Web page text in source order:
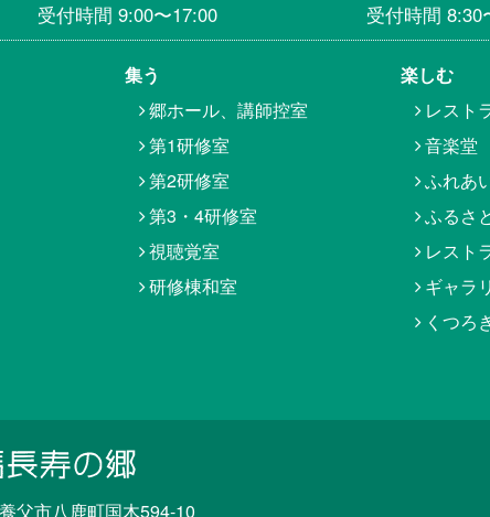
受付時間 9:00〜17:00 受付時間 8:30
集う
郷ホール、講師控室
第1研修室
第2研修室
第3・4研修室
視聴覚室
研修棟和室
楽しむ
レスト
音楽堂
ふれあ
ふるさ
レスト
ギャラ
くつろ
父市八鹿町国木594-10